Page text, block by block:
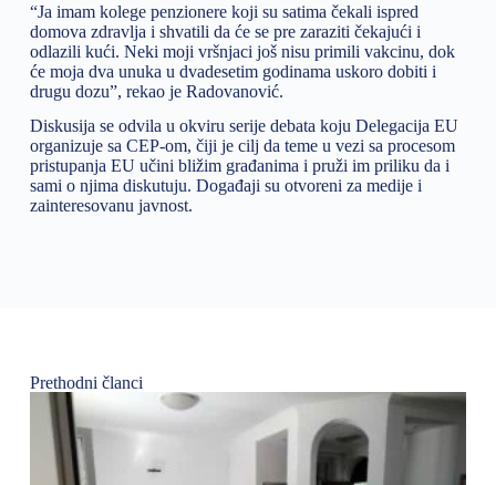
“Ja imam kolege penzionere koji su satima čekali ispred
domova zdravlja i shvatili da će se pre zaraziti čekajući i
odlazili kući. Neki moji vršnjaci još nisu primili vakcinu, dok
će moja dva unuka u dvadesetim godinama uskoro dobiti i
drugu dozu”, rekao je Radovanović.
Diskusija se odvila u okviru serije debata koju Delegacija EU
organizuje sa CEP-om, čiji je cilj da teme u vezi sa procesom
pristupanja EU učini bližim građanima i pruži im priliku da i
sami o njima diskutuju. Događaji su otvoreni za medije i
zainteresovanu javnost.
Prethodni članci